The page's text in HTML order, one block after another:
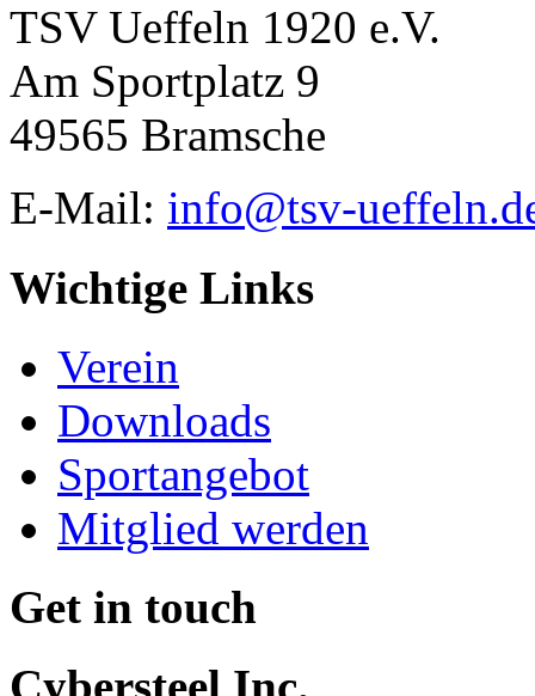
TSV Ueffeln 1920 e.V.
Am Sportplatz 9
49565 Bramsche
E-Mail: info@tsv-
Wichtige Links
Verein
Downloads
Sportangebot
Mitglied werden
Get in touch